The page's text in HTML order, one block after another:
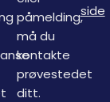
påmelding,
må du
kontakte
prøvestedet
ditt.
side